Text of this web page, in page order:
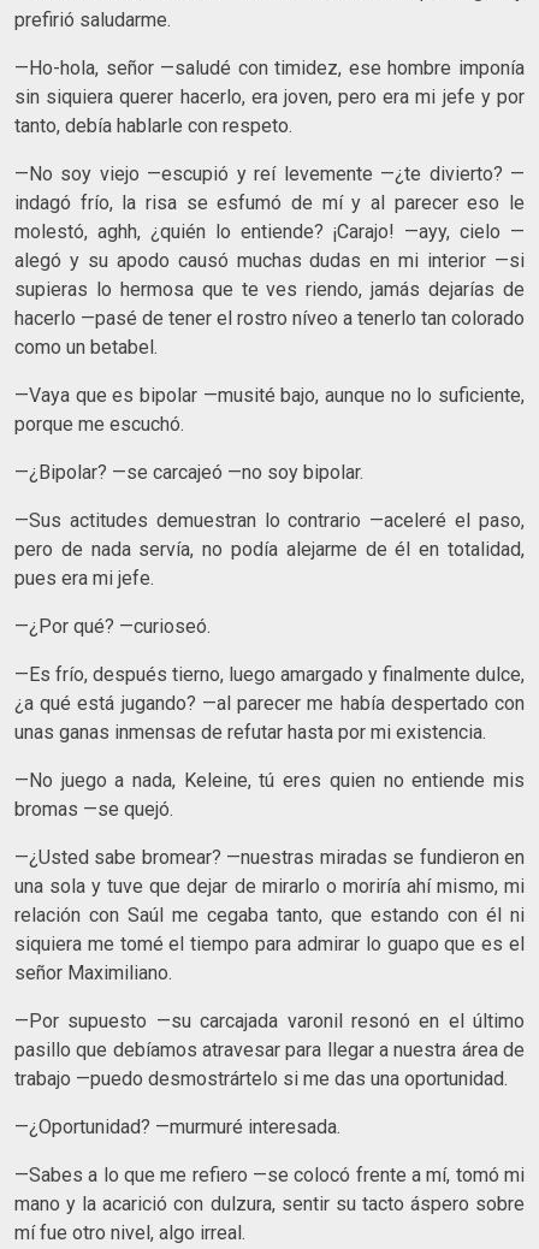
prefirió saludarme.
—Ho-hola, señor —saludé con timidez, ese hombre imponía
sin siquiera querer hacerlo, era joven, pero era mi jefe y por
tanto, debía hablarle con respeto.
—No soy viejo —escupió y reí levemente —¿te divierto? —
indagó frío, la risa se esfumó de mí y al parecer eso le
molestó, aghh, ¿quién lo entiende? ¡Carajo! —ayy, cielo —
alegó y su apodo causó muchas dudas en mi interior —si
supieras lo hermosa que te ves riendo, jamás dejarías de
hacerlo —pasé de tener el rostro níveo a tenerlo tan colorado
como un betabel.
—Vaya que es bipolar —musité bajo, aunque no lo suficiente,
porque me escuchó.
—¿Bipolar? —se carcajeó —no soy bipolar.
—Sus actitudes demuestran lo contrario —aceleré el paso,
pero de nada servía, no podía alejarme de él en totalidad,
pues era mi jefe.
—¿Por qué? —curioseó.
—Es frío, después tierno, luego amargado y finalmente dulce,
¿a qué está jugando? —al parecer me había despertado con
unas ganas inmensas de refutar hasta por mi existencia.
—No juego a nada, Keleine, tú eres quien no entiende mis
bromas —se quejó.
—¿Usted sabe bromear? —nuestras miradas se fundieron en
una sola y tuve que dejar de mirarlo o moriría ahí mismo, mi
relación con Saúl me cegaba tanto, que estando con él ni
siquiera me tomé el tiempo para admirar lo guapo que es el
señor Maximiliano.
—Por supuesto —su carcajada varonil resonó en el último
pasillo que debíamos atravesar para llegar a nuestra área de
trabajo —puedo desmostrártelo si me das una oportunidad.
—¿Oportunidad? —murmuré interesada.
—Sabes a lo que me refiero —se colocó frente a mí, tomó mi
mano y la acarició con dulzura, sentir su tacto áspero sobre
mí fue otro nivel, algo irreal.